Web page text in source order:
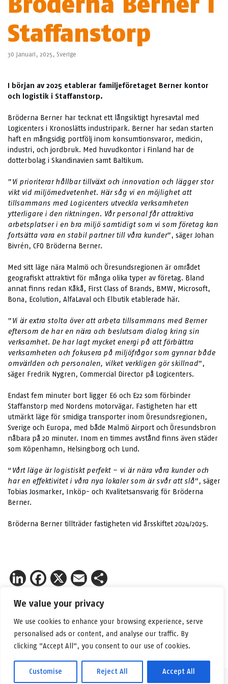
We value your privacy
We use cookies to enhance your browsing experience, serve
personalised ads or content, and analyse our traffic. By
clicking "Accept All", you consent to our use of cookies.
Customise Reject All Accept All
Staffanstorp
30 januari, 2025, Sverige
I början av 2025 etablerar familjeföretaget Berner kontor
och logistik i Staffanstorp.
Bröderna Berner har tecknat ett långsiktigt hyresavtal med
Logicenters i Kronoslätts industripark. Berner har sedan starten
haft en mångsidig portfölj inom konsumtionsvaror, medicin,
industri, och jordbruk. Med huvudkontor i Finland har de
dotterbolag i Skandinavien samt Baltikum.
”Vi prioriterar hållbar tillväxt och innovation och lägger stor
vikt vid miljömedvetenhet. Här såg vi en möjlighet att
tillsammans med Logicenters utveckla verksamheten
ytterligare i den riktningen. Vår personal får attraktiva
arbetsplatser i en bra miljö samtidigt som vi som företag kan
fortsätta vara en stabil partner till våra kunder”, säger Johan
Bivrén, CFO Bröderna Berner.
Med sitt läge nära Malmö och Öresundsregionen är området
geografiskt attraktivt för många olika typer av företag. Bland
annat finns redan Kåkå, First Class of Brands, BMW, Microsoft,
Bona, Ecolution, AlfaLaval och Elbutik etablerade här.
”Vi är extra stolta över att arbeta tillsammans med Berner
eftersom de har en nära och beslutsam dialog kring sin
verksamhet. De har lagt mycket energi på att förbättra
verksamheten och fokusera på miljöfrågor som gynnar både
omvärlden och personalen, vilket verkligen gör skillnad”,
säger Fredrik Nygren, Commercial Director på Logicenters.
Endast fem minuter bort ligger E6 och E22 som förbinder
Staffanstorp med Nordens motorvägar. Fastigheten har ett
utmärkt läge för smidiga transporter inom Öresundsregionen,
Sverige och Europa, med både Malmö Airport och Öresundsbron
nåbara på 20 minuter. Inom en timmes avstånd finns även städer
som Köpenhamn, Helsingborg och Lund.
“ Vårt läge är logistiskt perfekt – vi är nära våra kunder och
har en effektivitet i våra nya lokaler som är svår att slå”, säger
Tobias Josmarker, Inköp- och Kvalitetsansvarig för Bröderna
Berner.
Bröderna Berner tillträder fastigheten vid årsskiftet 2024/2025.
LinkedIn
Facebook
X Email